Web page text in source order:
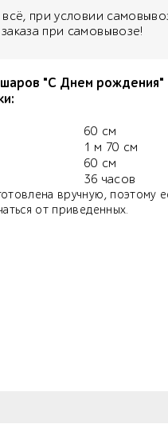
всё, при условии
при самовывозе!
шаров "С Днем рождения"
60 см
1 м 70 см
60 см
36 часов
вручную, поэтому
от приведенных.